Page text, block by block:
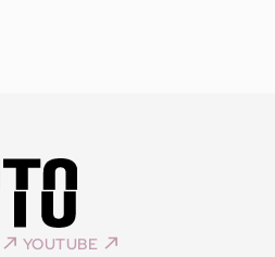
YOUTUBE